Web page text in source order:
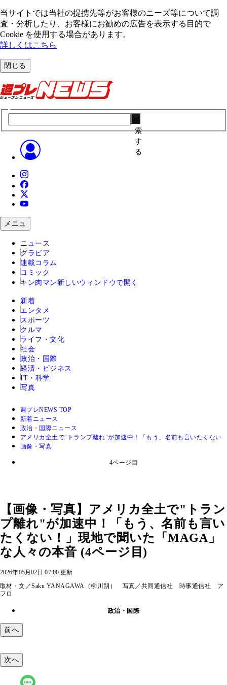
当サイトでは当社の提携先等がお客様のニーズ等について調
査・分析したり、お客様にお勧めの広告を表⽰する⽬的で
Cookie を使⽤する場合があります。
詳しくはこちら
閉じる
索
す
る
メニュ
ニュース
グラビア
連載コラム
コミック
キン肉マン 新しいウィンドウで開く
新着
エンタメ
スポーツ
クルマ
ライフ・文化
社会
政治・国際
経済・ビジネス
IT・科学
写真
週プレNEWS TOP
新着ニュース
政治・国際ニュース
アメリカ全土で"トランプ離れ"が加速中！「もう、名前も言いたくない
画像・写真
4ページ目
【画像・写真】アメリカ全土で"トラン
プ離れ"が加速中！「もう、名前も言い
たくない！」現地で聞いた「MAGA」
な人々の本音 (4ページ目)
2026年05月02日 07:00 更新
取材・文／Saku YANAGAWA（柳川朔） 写真／共同通信社 時事通信社 ア
フロ
政治・国際
前へ
次へ